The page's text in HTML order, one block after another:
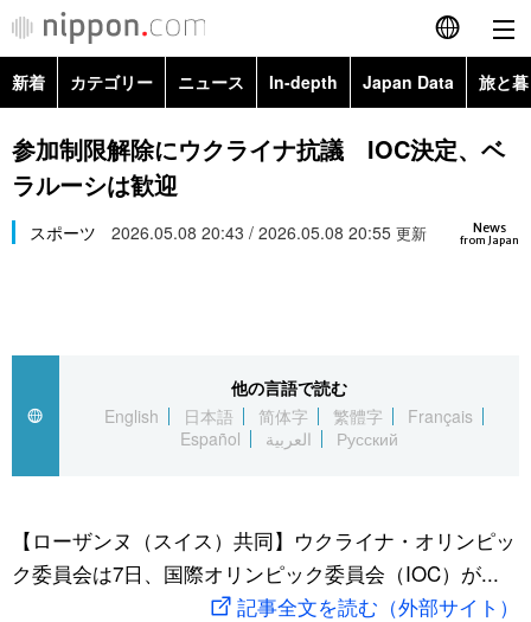
English
简体字
Русский
カテゴリー
経済・ビジネス
国際
文化
トップ
アーカイブ
In-depth
Japan Data
動画/Live
新着 カテゴリー ニュース In-depth Japan Data 旅と
政治・外交
経済・ビジネス
スポーツ・東京2020
Topics
参加制限解除にウクライナ抗議 IOC決定、ベ
ラルーシは歓迎
News
from Japan
スポーツ 2026.05.08 20:43 / 2026.05.08 20:55 更新
他の言語で読む
English
日本語 简体字 繁體字
Français
Español
العربية Русский
【ローザンヌ（スイス）共同】ウクライナ・オリンピッ
ク委員会は7日、国際オリンピック委員会（IOC）が...
記事全文を読む（外部サイト）